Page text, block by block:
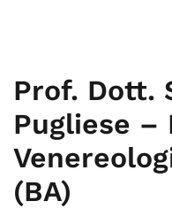
Prof. Dott.
Pugliese –
(BA)